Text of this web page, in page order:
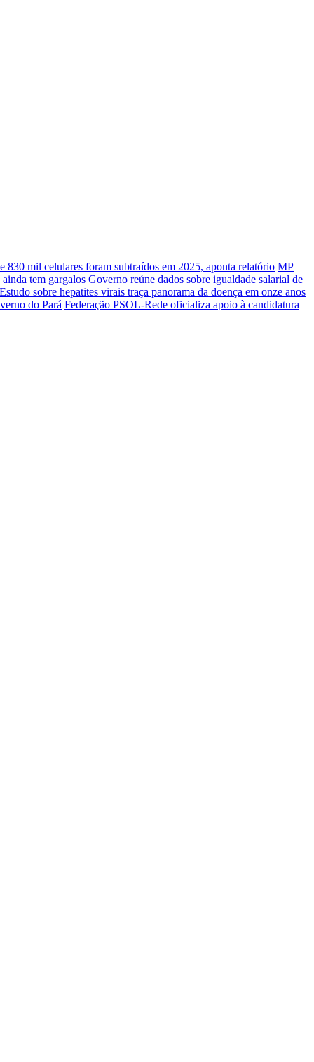
830 mil celulares foram subtraídos em 2025, aponta relatório MP
tem gargalos Governo reúne dados sobre igualdade salarial de
Estudo sobre hepatites virais traça panorama da doença em onze anos
do Pará Federação PSOL-Rede oficializa apoio à candidatura